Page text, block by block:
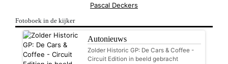
Pascal Deckers
Fotoboek in de kijker
Autonieuws
Zolder Historic GP: De Cars & Coffee -
Circuit Edition in beeld gebracht